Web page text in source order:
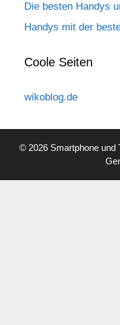
Die besten Handys
Handys mit der
Coole Seiten
wikoblog.de
© 2026 Smartphone und